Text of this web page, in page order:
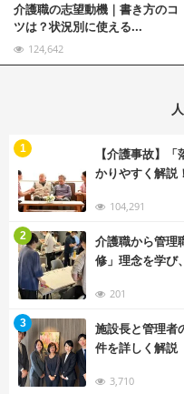
介護職の志望動機｜書き方のコ
ツは？状況別に使える...
124,642
【介護事故】
かりやすく解説！
104,291
1
介護職から管理
修」理念を学び
201
2
施設長と管理者
件を詳しく解説
3,710
3